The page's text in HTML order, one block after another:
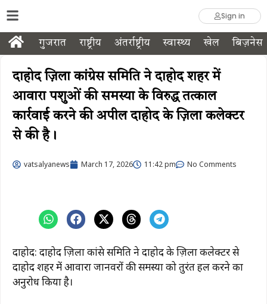
Sign in
गुजरात राष्ट्रीय अंतर्राष्ट्रीय स्वास्थ्य खेल बिज़नेस
दाहोद ज़िला कांग्रेस समिति ने दाहोद शहर में
आवारा पशुओं की समस्या के विरुद्ध तत्काल
कार्रवाई करने की अपील दाहोद के ज़िला कलेक्टर
से की है।
vatsalyanews March 17, 2026 11:42 pm No Comments
दाहोद: दाहोद ज़िला कांग्रेस समिति ने दाहोद के ज़िला कलेक्टर से
दाहोद शहर में आवारा जानवरों की समस्या को तुरंत हल करने का
अनुरोध किया है।